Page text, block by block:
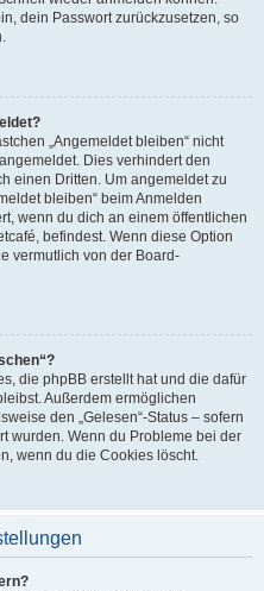
dein Passwort zurückzusetzen, so
„Angemeldet bleiben“ nicht
Dies verhindert den
einen Dritten. Um angemeldet zu
bleiben“ beim Anmelden
wenn du dich an einem öffentlichen
befindest. Wenn diese Option
vermutlich von der Board-
die phpBB erstellt hat und die dafür
Außerdem ermöglichen
den „Gelesen“-Status – sofern
wurden. Wenn du Probleme bei der
wenn du die Cookies löscht.